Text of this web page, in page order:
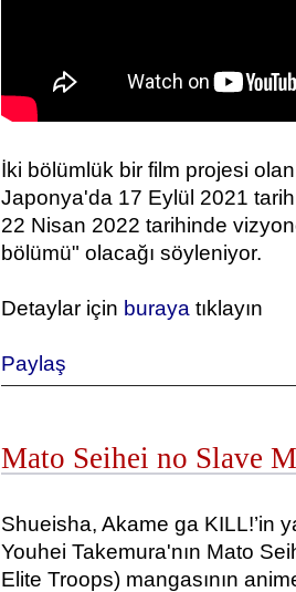
İki bölümlük bir film projesi
Japonya'da 17 Eylül 2021
22 Nisan 2022 tarihinde
bölümü" olacağı söyleniyor.
Detaylar için buraya tıklayın
Paylaş
Mato Seihei no Slave
Shueisha, Akame ga KILL!’in
Youhei Takemura'nın Mato
Elite Troops) mangasının